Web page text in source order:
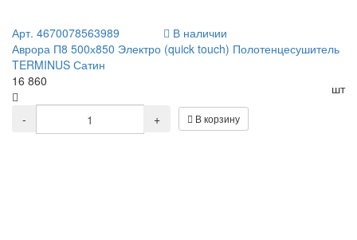
Арт. 4670078563989
В наличии
Аврора П8 500х850 Электро (quick touch) Полотенцесушитель
TERMINUS Сатин
16 860
шт
-
+ В корзину